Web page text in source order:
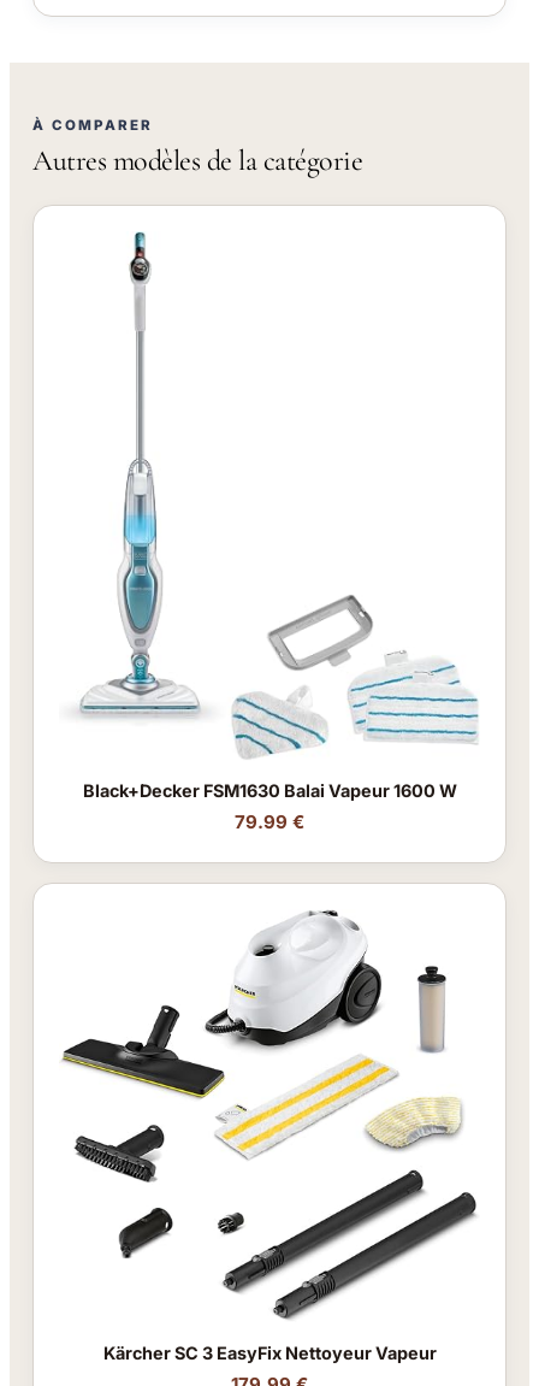
À COMPARER
Autres modèles de la catégorie
Black+Decker FSM1630 Balai Vapeur 1600 W
79.99 €
Kärcher SC 3 EasyFix Nettoyeur Vapeur